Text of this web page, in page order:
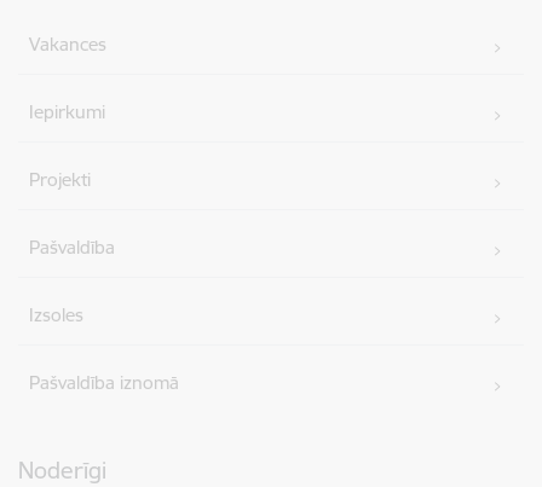
Vakances
Iepirkumi
Projekti
Pašvaldība
Izsoles
Pašvaldība iznomā
Noderīgi